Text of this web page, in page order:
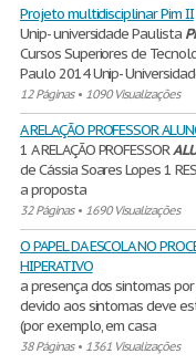
Projeto multidisciplinar Pim II
Unip- universidade Paulista
Cursos Superiores de
Paulo 2014 Unip-
12 Páginas• 1090 Visualizações
A RELAÇÃO PROFESSOR
1 A RELAÇÃO PROFESSOR
de Cássia Soares Lopes 1
a proposta
32 Páginas• 1690 Visualizações
O PAPEL DA ESCOLA NO
HIPERATIVO
a presença dos sintomas
devido aos sintomas deve
(por exemplo, em casa
38 Páginas• 1361 Visualizações